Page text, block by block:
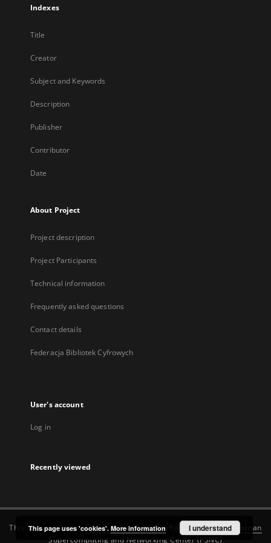
Indexes
Title
Creator
Subject and Keywords
Description
Publisher
Contributor
Date
About Project
Project description
Project Participants
Technical information
Frequently asked questions
Contact details
Federacja Bibliotek Cyfrowych
User's account
Log in
Recently viewed
This service runs onDInGO dLibra 6.3.20software created by
Poznan
Supercomputing and Networking Center (PSNC)
This page uses 'cookies'. More information I understand